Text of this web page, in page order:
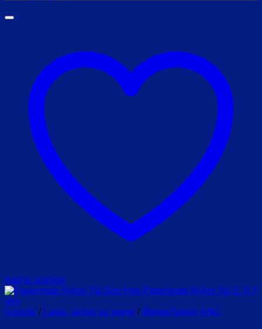
Add to wishlist
Forside / Læse, skrive og regne / Øvrige/Skrive Artkl.